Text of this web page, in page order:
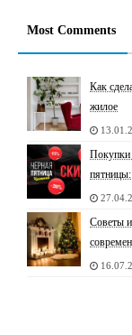
Most Comments
Как
жилое
Покупки
Советы